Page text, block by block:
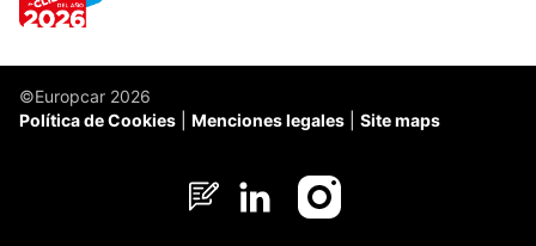
©Europcar 2026
Política de Cookies
Menciones legales Site maps